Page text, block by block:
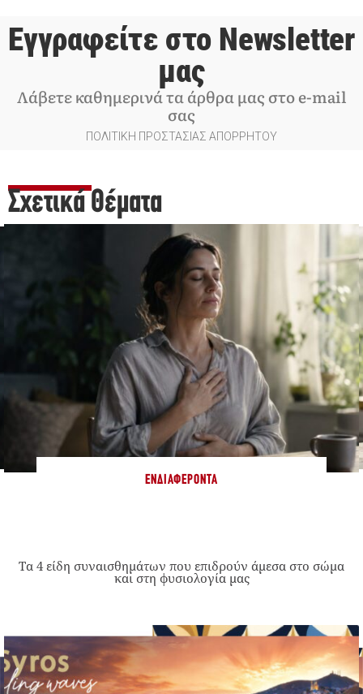
Εγγραφείτε στο Newsletter
μας
Λάβετε καθημερινά τα άρθρα μας στο e-mail
σας
ΠΟΛΙΤΙΚΗ ΠΡΟΣΤΑΣΙΑΣ ΑΠΟΡΡΗΤΟΥ
Σχετικά Θέματα
ΕΝΔΙΑΦΈΡΟΝΤΑ
Τα 4 είδη συναισθημάτων που επιδρούν άμεσα στο σώμα
και στη φυσιολογία μας